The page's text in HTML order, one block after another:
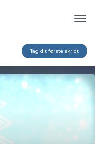
Tag dit første skridt